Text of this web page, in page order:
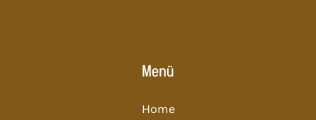
Menü
Home